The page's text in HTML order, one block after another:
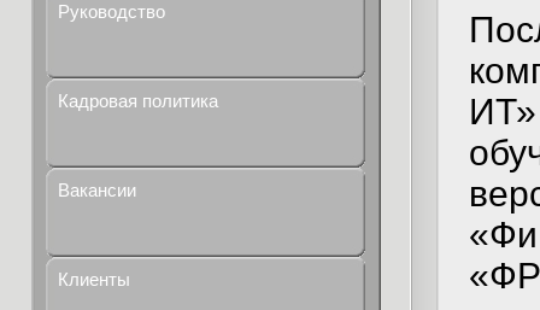
Руководство
Кадровая политика
Вакансии
Клиенты